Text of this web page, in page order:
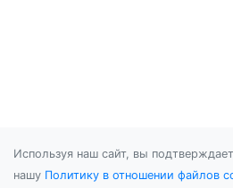
Используя наш сайт, вы
нашу Политику в отношении файлов